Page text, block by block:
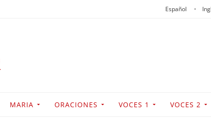
Español
MARIA ORACIONES VOCES 1 VOCES 2